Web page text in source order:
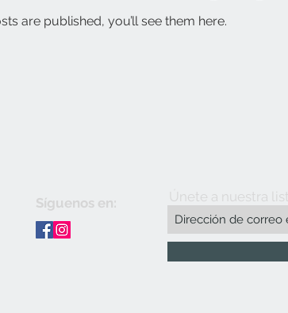
are published, you’ll see them here.
Síguenos en: Únete a nuestra